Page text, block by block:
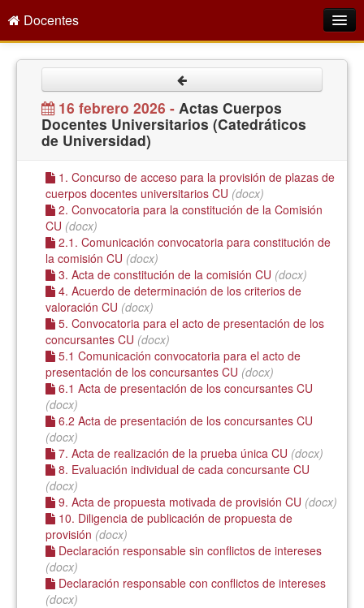
Docentes
Empleo Público
Gestión PDI
Seprus
Acción Social
Directorio
16 febrero 2026 - Actas Cuerpos
Docentes Universitarios (Catedráticos
de Universidad)
1. Concurso de acceso para la provisión de plazas de
cuerpos docentes universitarios CU (docx)
2. Convocatoria para la constitución de la Comisión
CU (docx)
2.1. Comunicación convocatoria para constitución de
la comisión CU (docx)
3. Acta de constitución de la comisión CU (docx)
4. Acuerdo de determinación de los criterios de
valoración CU (docx)
5. Convocatoria para el acto de presentación de los
concursantes CU (docx)
5.1 Comunicación convocatoria para el acto de
presentación de los concursantes CU (docx)
6.1 Acta de presentación de los concursantes CU
(docx)
6.2 Acta de presentación de los concursantes CU
(docx)
7. Acta de realización de la prueba única CU (docx)
8. Evaluación individual de cada concursante CU
(docx)
9. Acta de propuesta motivada de provisión CU (docx)
10. Diligencia de publicación de propuesta de
provisión (docx)
Declaración responsable sin conflictos de intereses
(docx)
Declaración responsable con conflictos de intereses
(docx)